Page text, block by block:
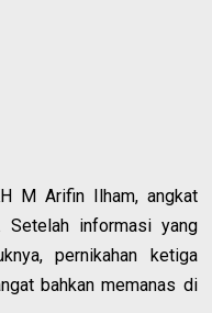
M Arifin Ilham, angkat
Setelah informasi yang
pernikahan ketiga
bahkan memanas di